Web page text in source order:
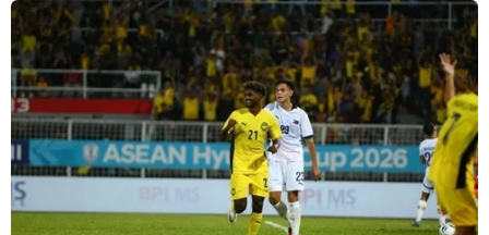
Thắt chặt tình hữu nghị sắt son giữa
các cựu chuyên gia quân sự Nga với
Việt Nam
06/08/2026 06:23
Anh công bố kết quả điều tra ban